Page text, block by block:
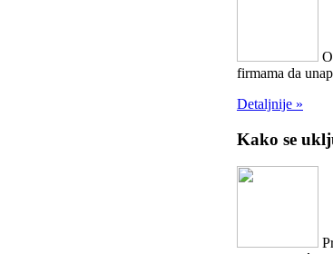
firmama da
Detaljnije »
Kako se